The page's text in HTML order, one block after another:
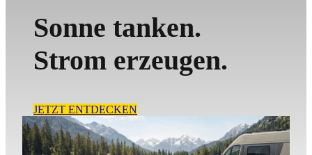
Sonne tanken.
Strom erzeugen.
JETZT ENTDECKEN